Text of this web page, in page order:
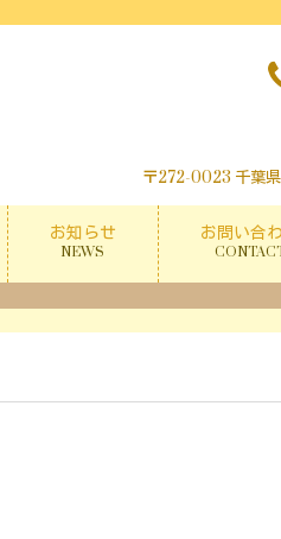
〒272-0023 千葉
お知らせ
NEWS
お問い合